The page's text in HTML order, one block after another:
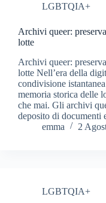
LGBTQIA+
Archivi queer:
lotte
Archivi queer:
lotte Nell’era della
condivisione
memoria storica delle
che mai. Gli archivi
deposito di documenti
emma
2
LGBTQIA+